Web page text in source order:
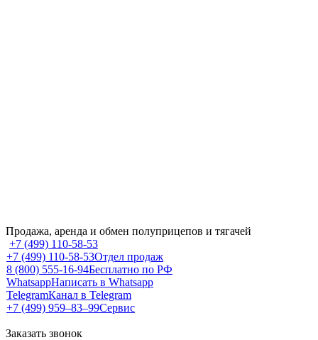
Продажа, аренда и обмен полуприцепов и тягачей
+7 (499) 110-58-53
+7 (499) 110-58-53Отдел продаж
8 (800) 555-16-94Бесплатно по РФ
WhatsappНаписать в Whatsapp
TelegramКанал в Telegram
+7 (499) 959‒83‒99Сервис
Заказать звонок